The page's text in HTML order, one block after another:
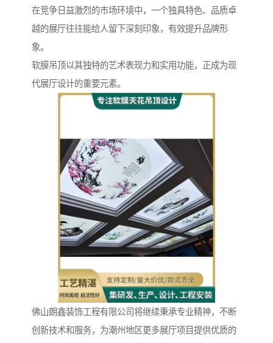
在竞争日益激烈的市场环境中，一个独具特色、品质卓
越的展厅往往能给人留下深刻印象，有效提升品牌形
象。
软膜吊顶以其独特的艺术表现力和实用功能，正成为现
代展厅设计的重要元素。
佛山朗鑫装饰工程有限公司将继续秉承专业精神，不断
创新技术和服务，为潮州地区更多展厅项目提供优质的